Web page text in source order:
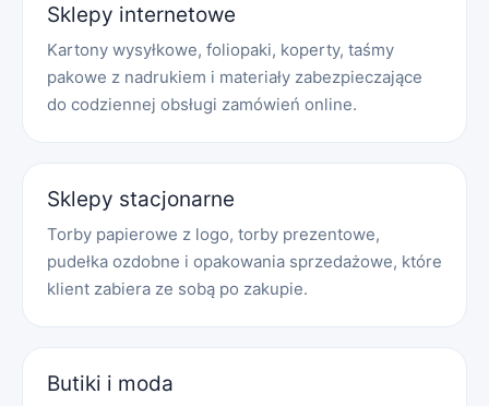
Sklepy internetowe
Kartony wysyłkowe, foliopaki, koperty, taśmy
pakowe z nadrukiem i materiały zabezpieczające
do codziennej obsługi zamówień online.
Sklepy stacjonarne
Torby papierowe z logo, torby prezentowe,
pudełka ozdobne i opakowania sprzedażowe, które
klient zabiera ze sobą po zakupie.
Butiki i moda